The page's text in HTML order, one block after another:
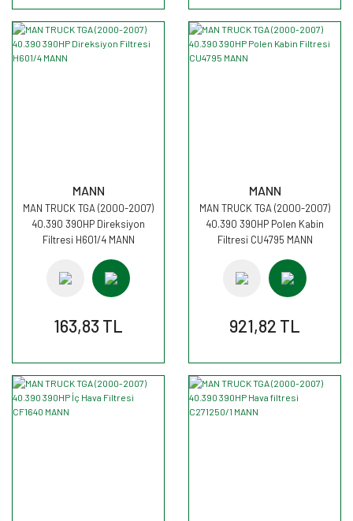
MANN
MAN TRUCK TGA (2000-2007)
40.390 390HP Direksiyon
Filtresi H601/4 MANN
163,83 TL
MANN
MAN TRUCK TGA (2000-2007)
40.390 390HP Polen Kabin
Filtresi CU4795 MANN
921,82 TL